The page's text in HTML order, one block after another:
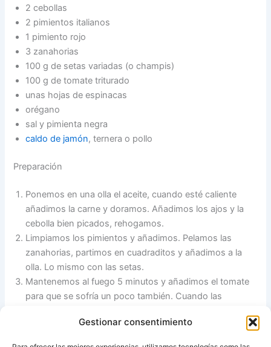
Gestionar consentimiento
2 cebollas
2 pimientos italianos
1 pimiento rojo
3 zanahorias
100 g de setas variadas (o champis)
100 g de tomate triturado
unas hojas de espinacas
orégano
sal y pimienta negra
caldo de jamón, ternera o pollo
Preparación
Ponemos en una olla el aceite, cuando esté caliente
añadimos la carne y doramos. Añadimos los ajos y la
cebolla bien picados, rehogamos.
Limpiamos los pimientos y añadimos. Pelamos las
zanahorias, partimos en cuadraditos y añadimos a la
olla. Lo mismo con las setas.
Mantenemos al fuego 5 minutos y añadimos el tomate
para que se sofría un poco también. Cuando las
las espinacas cortaditas, un par de vasos de caldo, la